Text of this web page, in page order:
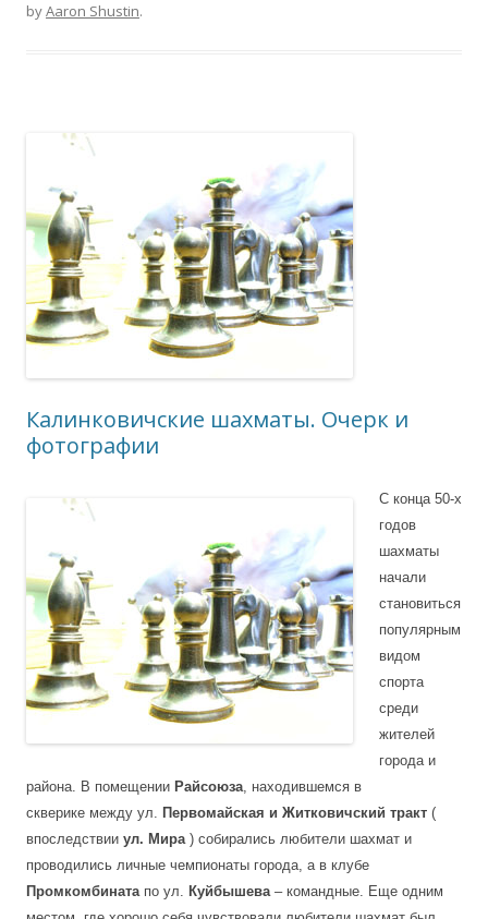
byAaron Shustin.
Калинковичские шахматы. Очерк и
фотографии
С конца 50-х
годов
шахматы
начали
становиться
популярным
видом
спорта
среди
жителей
города и
района. В помещении Райсоюза, находившемся в
скверике между ул. Первомайская и Житковичский тракт (
впоследствии ул. Мира ) собирались любители шахмат и
проводились личные чемпионаты города, а в клубе
Промкомбинатапо ул. Куйбышева– командные. Еще одним